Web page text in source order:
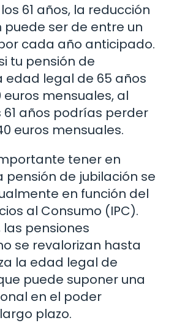
61 años, la reducción
puede ser de entre un
por cada año anticipado.
tu pensión de
edad legal de 65 años
euros mensuales, al
61 años podrías perder
euros mensuales.
tener en
pensión de jubilación se
en función del
al Consumo (IPC).
pensiones
se revalorizan hasta
la edad legal de
puede suponer una
en el poder
plazo.